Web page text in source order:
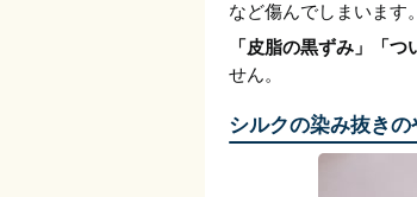
など傷んでしまいます。
「皮脂の黒ずみ」「
せん。
シルクの染み抜きの